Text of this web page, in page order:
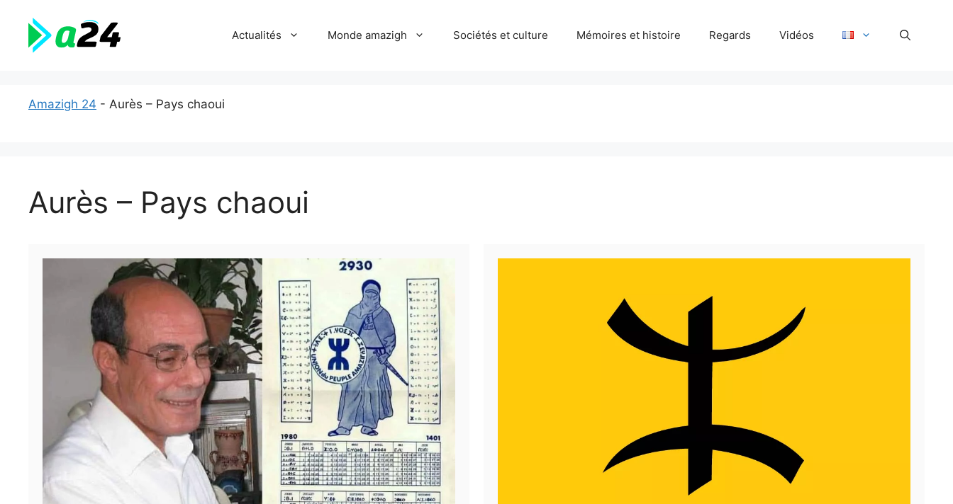
contenu
Actualités Monde amazigh Sociétés et culture Mémoires et histoire Regards Vidéos
Amazigh 24 - Aurès – Pays chaoui
Aurès – Pays chaoui